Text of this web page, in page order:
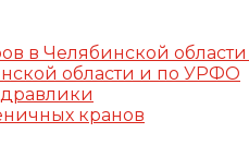
в Челябинской
области и по УРФО
кранов